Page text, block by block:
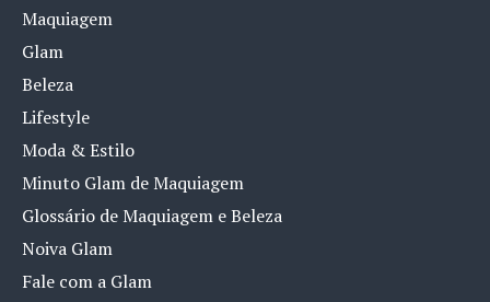
Maquiagem
Glam
Beleza
Lifestyle
Moda & Estilo
Minuto Glam de Maquiagem
Glossário de Maquiagem e Beleza
Noiva Glam
Fale com a Glam